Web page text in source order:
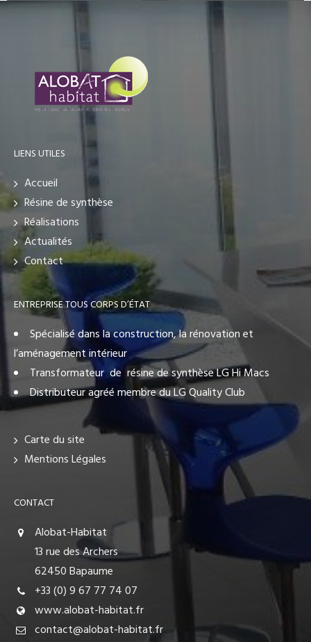
LIENS UTILES
Accueil
Résine de synthèse
Réalisations
Actualités
Contact
ENTREPRISE TOUS CORPS D’ÉTAT
Spécialisé dans la construction, la rénovation et
l’aménagement intérieur
Transformateur de résine de synthèse LG Hi Macs
Distributeur agréé membre du LG Quality Club
Carte du site
Mentions Légales
CONTACT
Alobat-Habitat
13 rue des Archers
62450 Bapaume
+33 (0) 9 67 77 74 07
www.alobat-habitat.fr
contact@alobat-habitat.fr